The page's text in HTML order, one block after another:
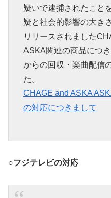
疑いで逮捕されたこと
疑と社会的影響の大き
リリースされました
ASKA関連の商品につ
からの回収・楽曲配信
た。
CHAGE and ASKA
の対応につきまして
○フジテレビの対応